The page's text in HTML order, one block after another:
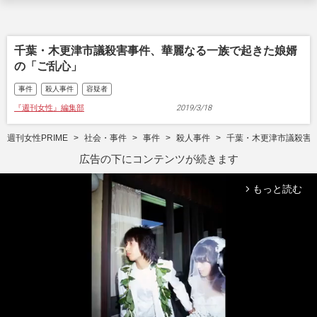
千葉・木更津市議殺害事件、華麗なる一族で起きた娘婿
の「ご乱心」
事件 殺人事件 容疑者
『週刊女性』編集部 2019/3/18
週刊女性PRIME 社会・事件 事件 殺人事件 千葉・木更津市議殺害
広告の下にコンテンツが続きます
arrow_forward_ios もっと読む